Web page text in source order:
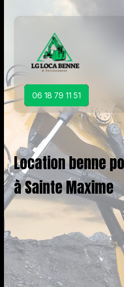
06 18 79 11 51
Location benne
à Sainte Maxime